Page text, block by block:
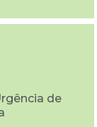
de